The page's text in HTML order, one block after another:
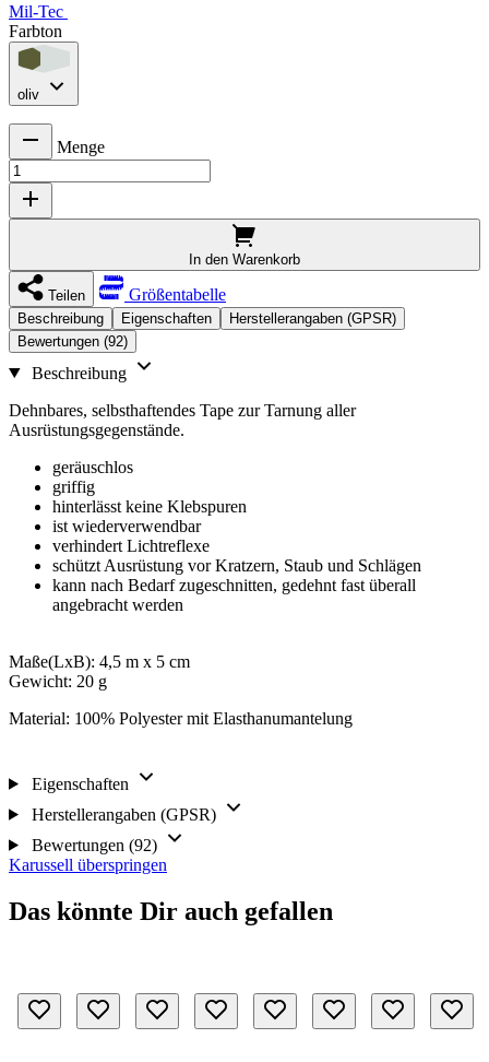
Mil-Tec
Farbton
oliv
Menge
In den Warenkorb
Teilen Größentabelle
Beschreibung Eigenschaften
Herstellerangaben (GPSR)
Bewertungen (92)
Beschreibung
Dehnbares, selbsthaftendes Tape zur Tarnung aller
Ausrüstungsgegenstände.
geräuschlos
griffig
hinterlässt keine Klebspuren
ist wiederverwendbar
verhindert Lichtreflexe
schützt Ausrüstung vor Kratzern, Staub und Schlägen
kann nach Bedarf zugeschnitten, gedehnt fast überall
angebracht werden
Maße(LxB): 4,5 m x 5 cm
Gewicht: 20 g
Material: 100% Polyester mit Elasthanumantelung
Eigenschaften
Herstellerangaben (GPSR)
Bewertungen (92)
Karussell überspringen
Das könnte Dir auch gefallen